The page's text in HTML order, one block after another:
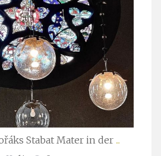
Stabat Mater in der ...